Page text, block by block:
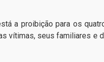
a proibição para os
vítimas, seus familiares e